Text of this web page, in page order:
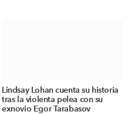
Lindsay Lohan cuenta su historia
tras la violenta pelea con su
exnovio Egor Tarabasov